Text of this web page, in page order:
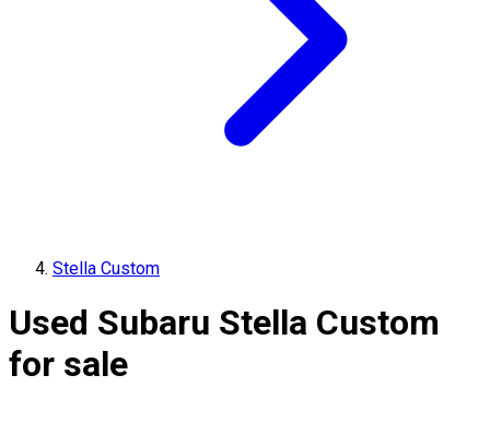
Stella Custom
Used Subaru Stella Custom
for sale